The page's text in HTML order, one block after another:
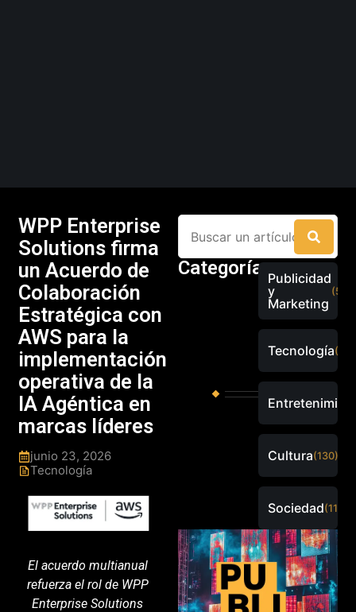
WPP Enterprise
Solutions firma
un Acuerdo de
Colaboración
Estratégica con
AWS para la
implementación
operativa de la
IA Agéntica en
marcas líderes
junio 23, 2026
Tecnología
El acuerdo multianual
refuerza el rol de WPP
Enterprise Solutions
CategoríasPublicidad
y
Marketing
Tecnología
Cultura(130)
Sociedad(115)